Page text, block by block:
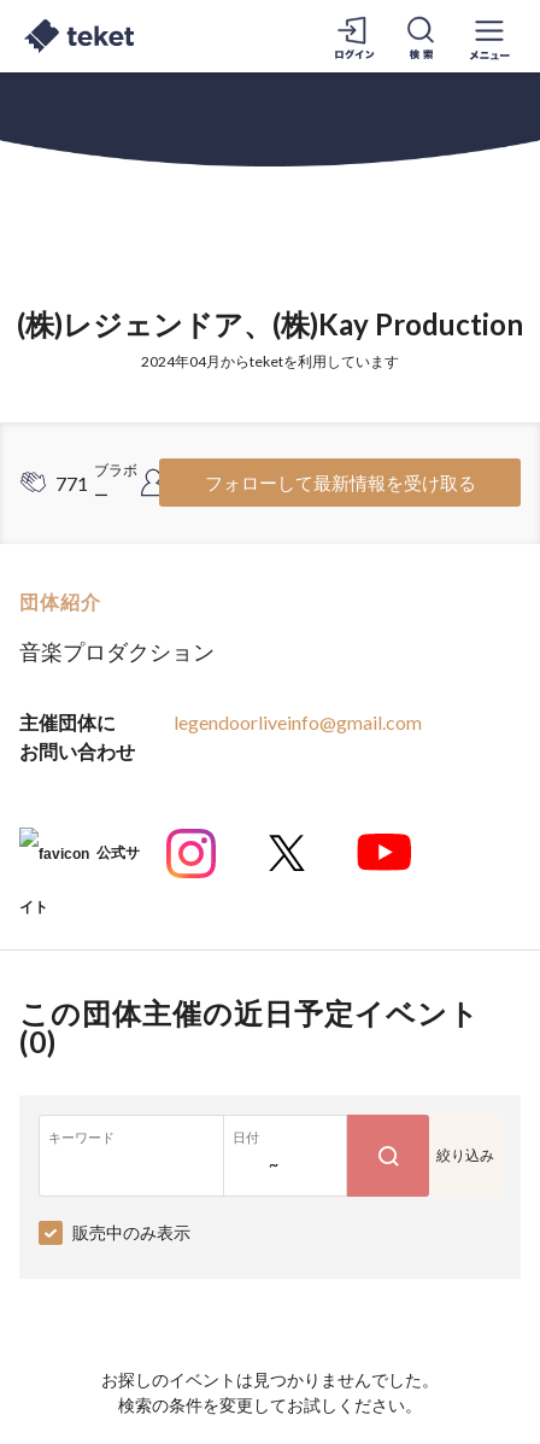
(株)レジェンドア、(株)Kay Production
2024年04月からteketを利用しています
771
ブラボ
ー
101
ワー
フォローして最新情報を受け取る
団体紹介
音楽プロダクション
主催団体に
お問い合わせ
legendoorliveinfo@gmail.com
公式サ
イト
この団体主催の近日予定イベント
(0)
キーワード 日付
~ 絞り込み
販売中のみ表示
お探しのイベントは見つかりませんでした。
検索の条件を変更してお試しください。